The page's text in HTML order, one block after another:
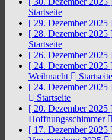
Startseite
[ 29. Dezember 2025
[ 28. Dezember 2025
Startseite
[ 26. Dezember 2025
[ 24. Dezember 2025
Weihnacht
Startseite
[ 24. Dezember 2025
Startseite
[ 20. Dezember 2025
Hoffnungsschimmer
[ 17. Dezember 2025